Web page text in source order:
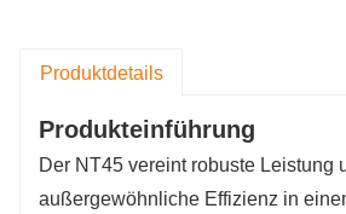
werden.
Produktdetails
Produkteinführung
Der NT45 vereint robuste Leistung
außergewöhnliche Effizienz in